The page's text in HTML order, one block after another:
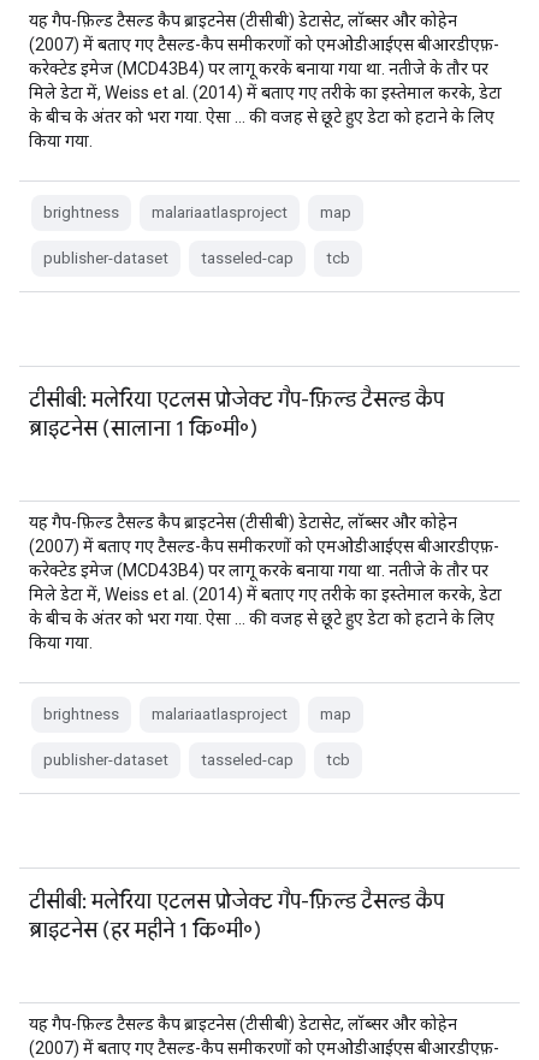
यह गैप-फ़िल्ड टैसल्ड कैप ब्राइटनेस (टीसीबी) डेटासेट, लॉब्सर और कोहेन
(2007) में बताए गए टैसल्ड-कैप समीकरणों को एमओडीआईएस बीआरडीएफ़-
करेक्टेड इमेज (MCD43B4) पर लागू करके बनाया गया था. नतीजे के तौर पर
मिले डेटा में, Weiss et al. (2014) में बताए गए तरीके का इस्तेमाल करके, डेटा
के बीच के अंतर को भरा गया. ऐसा … की वजह से छूटे हुए डेटा को हटाने के लिए
किया गया.
brightness malariaatlasproject map
publisher-dataset tasseled-cap tcb
टीसीबी: मलेरिया एटलस प्रोजेक्ट गैप-फ़िल्ड टैसल्ड कैप
ब्राइटनेस (सालाना 1 कि॰मी॰)
यह गैप-फ़िल्ड टैसल्ड कैप ब्राइटनेस (टीसीबी) डेटासेट, लॉब्सर और कोहेन
(2007) में बताए गए टैसल्ड-कैप समीकरणों को एमओडीआईएस बीआरडीएफ़-
करेक्टेड इमेज (MCD43B4) पर लागू करके बनाया गया था. नतीजे के तौर पर
मिले डेटा में, Weiss et al. (2014) में बताए गए तरीके का इस्तेमाल करके, डेटा
के बीच के अंतर को भरा गया. ऐसा … की वजह से छूटे हुए डेटा को हटाने के लिए
किया गया.
brightness malariaatlasproject map
publisher-dataset tasseled-cap tcb
टीसीबी: मलेरिया एटलस प्रोजेक्ट गैप-फ़िल्ड टैसल्ड कैप
ब्राइटनेस (हर महीने 1 कि॰मी॰)
यह गैप-फ़िल्ड टैसल्ड कैप ब्राइटनेस (टीसीबी) डेटासेट, लॉब्सर और कोहेन
(2007) में बताए गए टैसल्ड-कैप समीकरणों को एमओडीआईएस बीआरडीएफ़-